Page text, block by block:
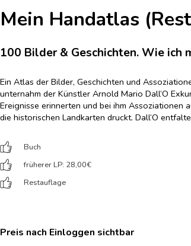
Mein Handatlas
100 Bilder & Geschichten. Wie ich
Ein Atlas der Bilder, Geschichten und
unternahm der Künstler Arnold Mario Dall’O
Ereignisse erinnerten und bei ihm Assoziationen
die historischen Landkarten druckt. Dall’O
Buch
früherer LP: 28,00€
Restauflage
Preis nach Einloggen sichtbar